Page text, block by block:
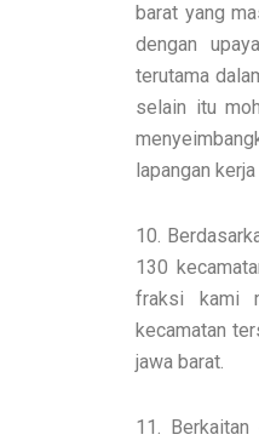
barat yang
dengan
terutama
selain itu
lapangan
10.
130
fraksi kami
kecamatan
jawa barat.
11.